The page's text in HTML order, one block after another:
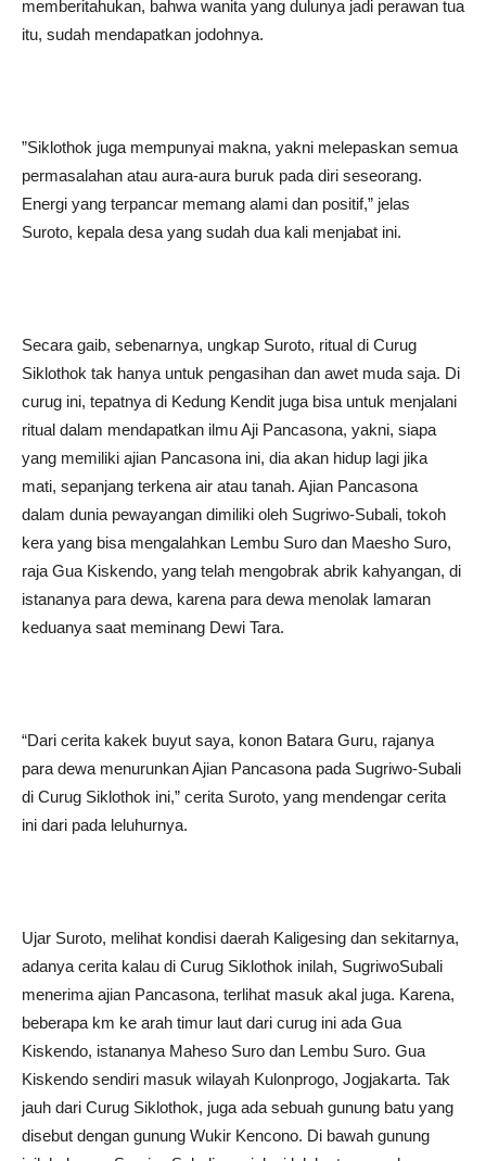
memberitahukan, bahwa wanita yang dulunya jadi perawan tua
itu, sudah mendapatkan jodohnya.
”Siklothok juga mempunyai makna, yakni melepaskan semua
permasalahan atau aura-aura buruk pada diri seseorang.
Energi yang terpancar memang alami dan positif,” jelas
Suroto, kepala desa yang sudah dua kali menjabat ini.
Secara gaib, sebenarnya, ungkap Suroto, ritual di Curug
Siklothok tak hanya untuk pengasihan dan awet muda saja. Di
curug ini, tepatnya di Kedung Kendit juga bisa untuk menjalani
ritual dalam mendapatkan ilmu Aji Pancasona, yakni, siapa
yang memiliki ajian Pancasona ini, dia akan hidup lagi jika
mati, sepanjang terkena air atau tanah. Ajian Pancasona
dalam dunia pewayangan dimiliki oleh Sugriwo-Subali, tokoh
kera yang bisa mengalahkan Lembu Suro dan Maesho Suro,
raja Gua Kiskendo, yang telah mengobrak abrik kahyangan, di
istananya para dewa, karena para dewa menolak lamaran
keduanya saat meminang Dewi Tara.
“Dari cerita kakek buyut saya, konon Batara Guru, rajanya
para dewa menurunkan Ajian Pancasona pada Sugriwo-Subali
di Curug Siklothok ini,” cerita Suroto, yang mendengar cerita
ini dari pada leluhurnya.
Ujar Suroto, melihat kondisi daerah Kaligesing dan sekitarnya,
adanya cerita kalau di Curug Siklothok inilah, SugriwoSubali
menerima ajian Pancasona, terlihat masuk akal juga. Karena,
beberapa km ke arah timur laut dari curug ini ada Gua
Kiskendo, istananya Maheso Suro dan Lembu Suro. Gua
Kiskendo sendiri masuk wilayah Kulonprogo, Jogjakarta. Tak
jauh dari Curug Siklothok, juga ada sebuah gunung batu yang
disebut dengan gunung Wukir Kencono. Di bawah gunung